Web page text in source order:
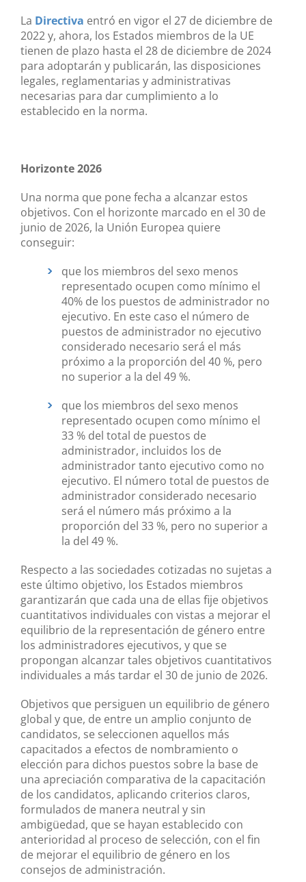
La Directiva entró en vigor el 27 de diciembre de
2022 y, ahora, los Estados miembros de la UE
tienen de plazo hasta el 28 de diciembre de 2024
para adoptarán y publicarán, las disposiciones
legales, reglamentarias y administrativas
necesarias para dar cumplimiento a lo
establecido en la norma.
Horizonte 2026
Una norma que pone fecha a alcanzar estos
objetivos. Con el horizonte marcado en el 30 de
junio de 2026, la Unión Europea quiere
conseguir:
que los miembros del sexo menos
representado ocupen como mínimo el
40% de los puestos de administrador no
ejecutivo. En este caso el número de
puestos de administrador no ejecutivo
considerado necesario será el más
próximo a la proporción del 40 %, pero
no superior a la del 49 %.
que los miembros del sexo menos
representado ocupen como mínimo el
33 % del total de puestos de
administrador, incluidos los de
administrador tanto ejecutivo como no
ejecutivo. El número total de puestos de
administrador considerado necesario
será el número más próximo a la
proporción del 33 %, pero no superior a
la del 49 %.
Respecto a las sociedades cotizadas no sujetas a
este último objetivo, los Estados miembros
garantizarán que cada una de ellas fije objetivos
cuantitativos individuales con vistas a mejorar el
equilibrio de la representación de género entre
los administradores ejecutivos, y que se
propongan alcanzar tales objetivos cuantitativos
individuales a más tardar el 30 de junio de 2026.
Objetivos que persiguen un equilibrio de género
global y que, de entre un amplio conjunto de
candidatos, se seleccionen aquellos más
capacitados a efectos de nombramiento o
elección para dichos puestos sobre la base de
una apreciación comparativa de la capacitación
de los candidatos, aplicando criterios claros,
formulados de manera neutral y sin
ambigüedad, que se hayan establecido con
anterioridad al proceso de selección, con el fin
de mejorar el equilibrio de género en los
consejos de administración.